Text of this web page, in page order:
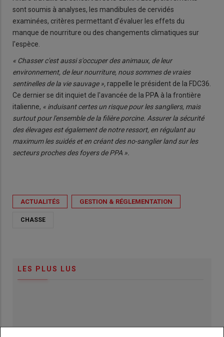
sont soumis à analyses, les mandibules de cervidés
examinées, critères permettant d'évaluer les effets du
manque de nourriture ou des changements climatiques sur
l'espèce.
« Chasser c'est aussi s'occuper des animaux, de leur
environnement, de leur nourriture, nous sommes de vraies
sentinelles de la vie sauvage », rappelle le président de la FDC36.
Ce dernier se dit inquiet de l'avancée de la PPA à la frontière
italienne, « induisant certes un risque pour les sangliers, mais
surtout pour l'ensemble de la filière porcine. Assurer la sécurité
des élevages est également de notre ressort, en régulant au
maximum les suidés et en créant des no-sanglier land sur les
secteurs proches des foyers de PPA ».
ACTUALITÉS GESTION & RÉGLEMENTATION
CHASSE
LES PLUS LUS